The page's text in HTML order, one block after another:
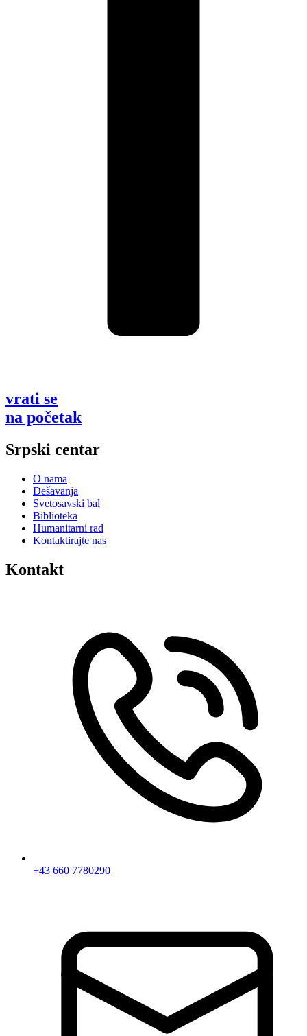
vrati se
na početak
Srpski centar
O nama
Dešavanja
Svetosavski bal
Biblioteka
Humanitarni rad
Kontaktirajte nas
Kontakt
+43 660 7780290